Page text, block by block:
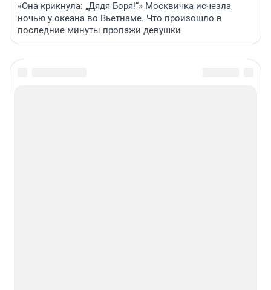
«Она крикнула: „Дядя Боря!“» Москвичка исчезла
ночью у океана во Вьетнаме. Что произошло в
последние минуты пропажи девушки